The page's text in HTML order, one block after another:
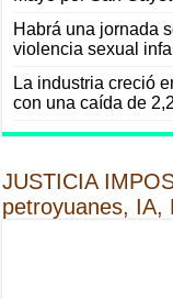
Habrá una jornada
violencia sexual
La industria creció
con una caída de
JUSTICIA
petroyuanes, IA,